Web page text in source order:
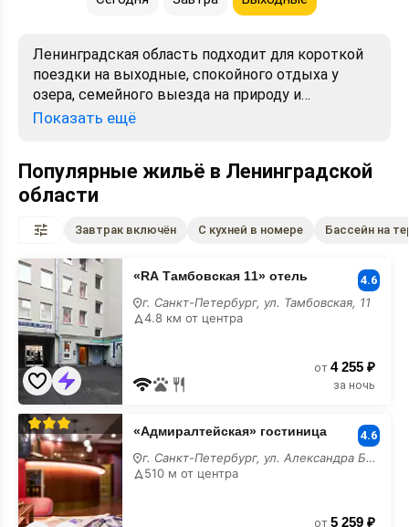
Ленинградская область подходит для короткой
поездки на выходные, спокойного отдыха у
озера, семейного выезда на природу и
маршрутов рядом с Санкт-Петербургом. Здесь
остановиться в Выборге, Гатчине, Петергофе,
Приозерске, Зеленогорске, Сестрорецке,
странице удобно сравнить базы отдыха,
коттеджи, отели, квартиры, гостевые дома и
глэмпинги по фото, отзывам, удобствам и
расположению на карте. Подберите вариант под
свой сценарий отдыха — с баней, рыбалкой,
бассейном, питанием, детской площадкой,
парковкой или возможностью приехать с
питомцем
Показать ещё
Популярные жильё в Ленинградской
области
Завтрак включён С кухней в номере Бассейн на
«RA
Тамбовская
11»
отель
«RA Тамбовская 11» отель 4.6
г. Санкт-Петербург, ул. Тамбовская, 11
4.8 км от центра
от 4 255 ₽
за ночь
«Адмиралтейская»
гостиница
«Адмиралтейская» гостиница 4.6
г. Санкт-Петербург, ул. Александра Блока, 8
510 м от центра
от 5 259 ₽